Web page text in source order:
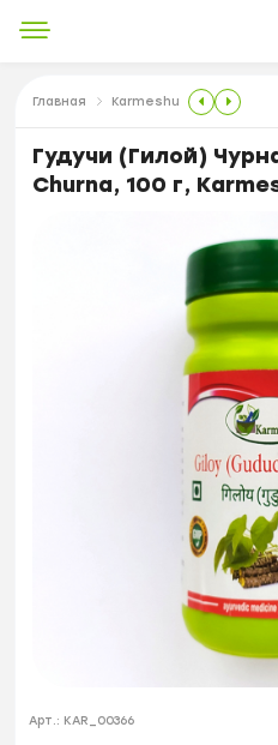
Главная Karmeshu
Гудучи (Гилой)
Churna, 100 г,
Арт.: KAR_00366